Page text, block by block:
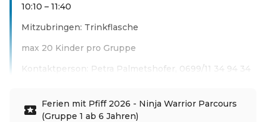
10:10 – 11:40
Mitzubringen: Trinkflasche
max 20 Kinder pro Gruppe
Kontaktperson: Petra Palmetshofer, 0699/11 34 94 34
Ferien mit Pfiff 2026 - Ninja Warrior Parcours
(Gruppe 1 ab 6 Jahren)